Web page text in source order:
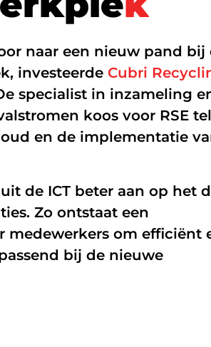
Online
Mobiele
NIS2
naar een nieuw pand bij
investeerde Cubri
specialist in inzameling
koos voor RSE
en de implementatie
de ICT beter aan op het
Zo ontstaat een
medewerkers om efficiënt
bij de nieuwe